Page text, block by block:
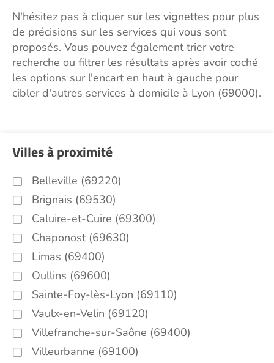
N'hésitez pas à cliquer sur les vignettes pour plus
de précisions sur les services qui vous sont
proposés. Vous pouvez également trier votre
recherche ou filtrer les résultats après avoir coché
les options sur l'encart en haut à gauche pour
cibler d'autres services à domicile à Lyon (69000).
Villes à proximité
Belleville (69220)
Brignais (69530)
Caluire-et-Cuire (69300)
Chaponost (69630)
Limas (69400)
Oullins (69600)
Sainte-Foy-lès-Lyon (69110)
Vaulx-en-Velin (69120)
Villefranche-sur-Saône (69400)
Villeurbanne (69100)